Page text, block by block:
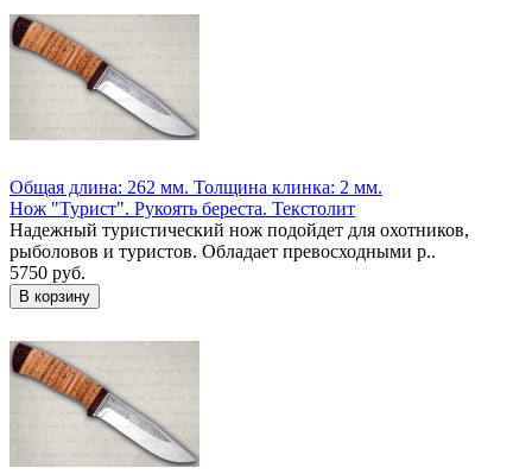
Общая длина: 262 мм. Толщина клинка: 2 мм.
Нож "Турист". Рукоять береста. Текстолит
Надежный туристический нож подойдет для охотников,
рыболовов и туристов. Обладает превосходными р..
5750 руб.